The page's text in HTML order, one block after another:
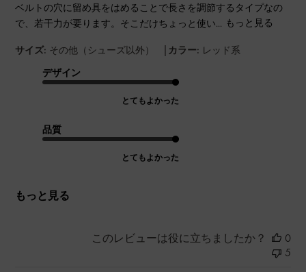
ベルトの穴に留め具をはめることで長さを調節するタイプなの
で、若干力が要ります。そこだけちょっと使い...
もっと見る
サイズ: その他（シューズ以外） | カラー: レッド系
デザイン
とてもよかった
品質
とてもよかった
もっと見る
このレビューは役に立ちましたか？
0
5